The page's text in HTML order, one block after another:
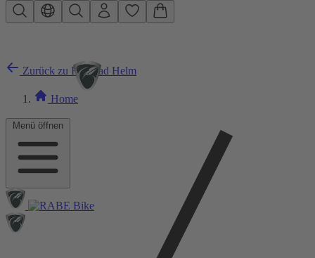
Zum Hauptinhalt springen
Menü öffnen
Zurück zu Rennrad Helm
Home